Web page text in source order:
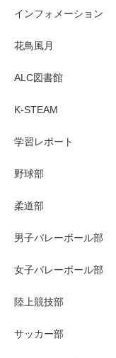
インフォメーション
花鳥風月
ALC図書館
K-STEAM
学習レポート
野球部
柔道部
男子バレーボール部
女子バレーボール部
陸上競技部
サッカー部